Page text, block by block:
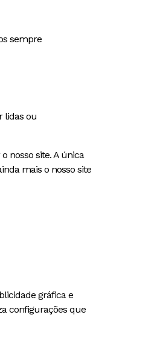
sempre
lidas ou
nosso site. A única
mais o nosso site
gráfica e
configurações que